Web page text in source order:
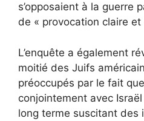
s’opposaient à la guerre
de « provocation claire et
L’enquête a également
moitié des Juifs
préoccupés par le fait
conjointement avec
long terme suscitant des